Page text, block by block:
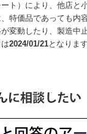
ト）により、他店と
特価品であっても内
変動したり、製造中
2024/01/21となりま